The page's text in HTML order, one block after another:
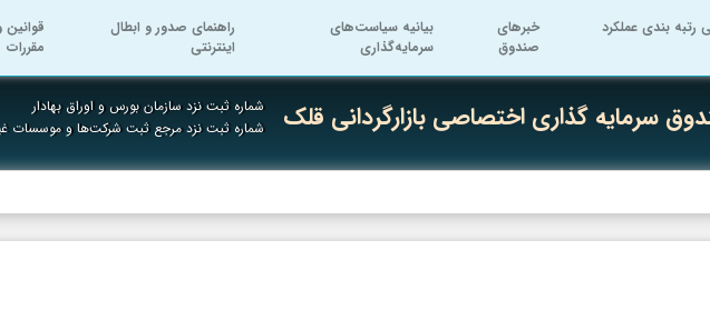
رتبه بندی عملکرد
خبرهای
صندوق
بیانیه سیاست‌های
سرمایه‌گذاری
راهنمای صدور و ابطال
اینترنتی
قوانین
مقررات
سرمایه گذاری اختصاصی بازارگردانی قلک شماره ثبت نزد سازمان بورس و اوراق بهادار
شماره ثبت نزد مرجع ثبت شرکت‌ها و موسسات